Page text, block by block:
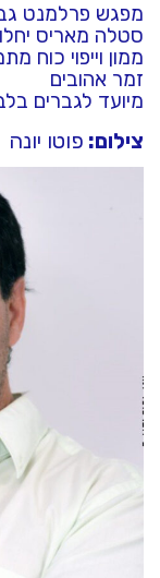
מפגש פרלמנט
סטלה מאריס
ממון וייפוי כוח
זמר אהובים
מיועד לגברים
צילום: פוטו יונה